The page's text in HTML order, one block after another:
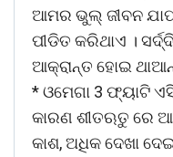
ଆମର ଭୁଲ୍ ଜୀବନ
ପୀଡିତ କରିଥାଏ ।
ଆକ୍ରାନ୍ତ ହୋଇ
* ଓମେଗା 3 ଫ୍ୟାଟି
କାରଣ ଶୀତଋତୁ ରେ
କାଶ, ଅଧିକ ଦେଖା